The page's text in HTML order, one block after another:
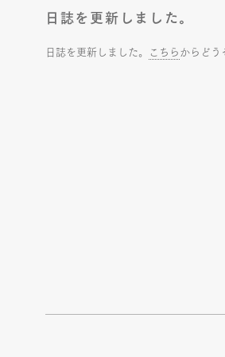
日誌を更新しました。
日誌を更新しました。 こちらからどう